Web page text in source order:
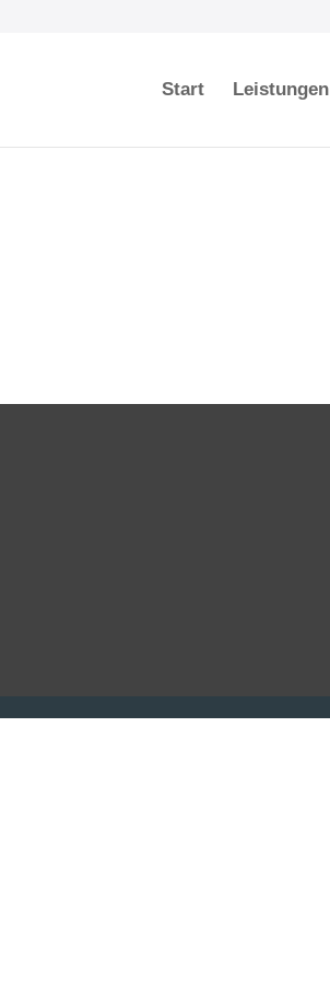
Start Leistungen